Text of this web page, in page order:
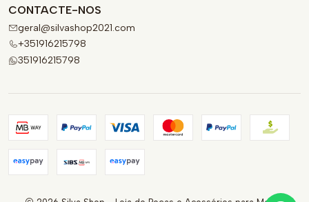
CONTACTE-NOS
geral@silvashop2021.com
+351916215798
351916215798